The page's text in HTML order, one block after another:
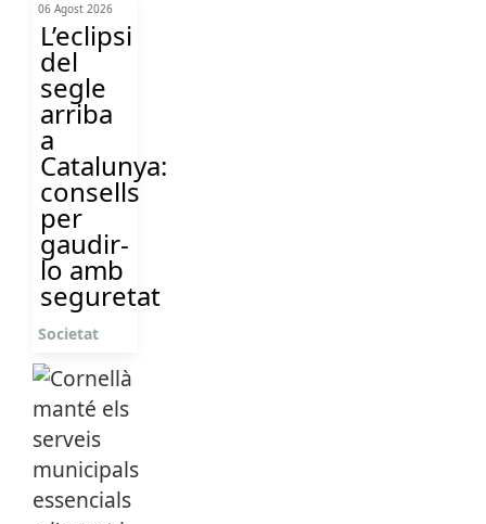
06 Agost 2026
L’eclipsi
del
segle
arriba
a
Catalunya:
consells
per
gaudir-
lo amb
seguretat
Societat